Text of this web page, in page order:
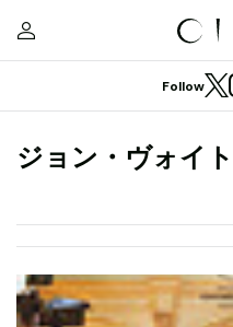
Follow
ジョン・ヴォイト